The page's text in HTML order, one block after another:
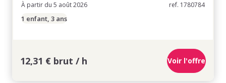
À partir du 5 août 2026
ref. 1780784
1 enfant, 3 ans
12,31 € brut / h Voir l'offre